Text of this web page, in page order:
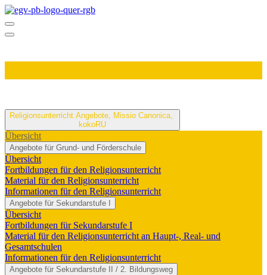
Religionsunterricht Angebote, Missio Canonica,
kokoRU
Übersicht
Angebote für Grund- und Förderschule
Übersicht
Fortbildungen für den Religionsunterricht
Material für den Religionsunterricht
Informationen für den Religionsunterricht
Angebote für Sekundarstufe I
Übersicht
Fortbildungen für Sekundarstufe I
Material für den Religionsunterricht an Haupt-, Real- und
Gesamtschulen
Informationen für den Religionsunterricht
Angebote für Sekundarstufe II / 2. Bildungsweg